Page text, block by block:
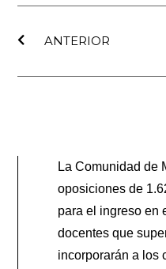
ANTERIOR
La Comunidad de
oposiciones de
para el ingreso en
docentes que
incorporarán a los